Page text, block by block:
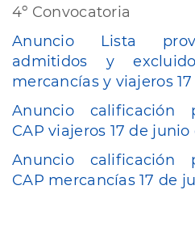
4º Convocatoria
Anuncio Lista
admitidos y
mercancías y viajeros
Anuncio calificación
CAP viajeros 17 de junio
Anuncio calificación
CAP mercancías 17 de